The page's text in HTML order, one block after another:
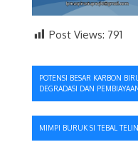
Post Views: 791
Navigasi
pos
POTENSI BESAR KARBON
DEGRADASI DAN PEMBIAYAAN
MIMPI BURUK SI TEBAL